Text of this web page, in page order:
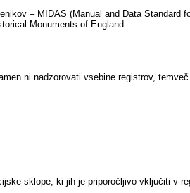
– MIDAS (Manual and Data Standard
Monuments of England.
ni nadzorovati vsebine registrov,
sklope, ki jih je priporočljivo vključiti v